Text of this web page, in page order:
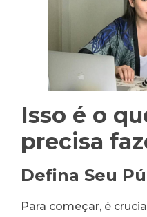
Isso é o
precisa
Defina Seu
Para começar, é